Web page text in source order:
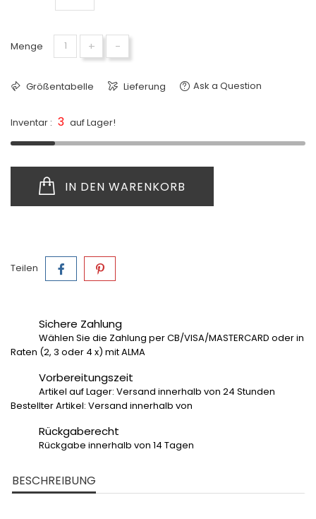
Menge + -
Größentabelle Lieferung Ask a Question
Inventar : 3 auf Lager!
IN DEN WARENKORB
Teilen
Sichere Zahlung
Wählen Sie die Zahlung per CB/VISA/MASTERCARD oder in
Raten (2, 3 oder 4 x) mit ALMA
Vorbereitungszeit
Artikel auf Lager: Versand innerhalb von 24 Stunden
Bestellter Artikel: Versand innerhalb von
Rückgaberecht
Rückgabe innerhalb von 14 Tagen
BESCHREIBUNG